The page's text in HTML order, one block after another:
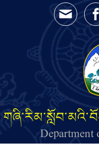
Skip to main content